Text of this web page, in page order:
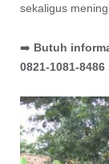
sekaligus
➡️ Butuh
0821-1081-